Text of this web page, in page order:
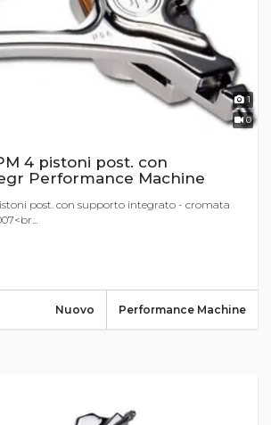
1
0
4 pistoni post. con
Performance Machine
post. con supporto integrato - cromata
Performance Machine
Nuovo